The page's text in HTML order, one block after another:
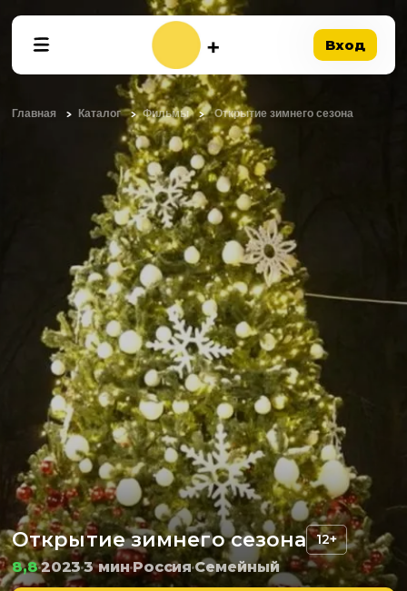
Вход
Главная Каталог Фильмы Открытие зимнего сезона
Открытие зимнего сезона 12+
8,820233 мин РоссияСемейный